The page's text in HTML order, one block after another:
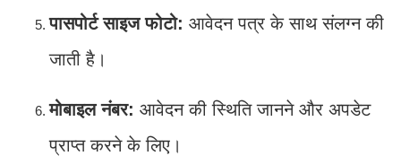
पासपोर्ट साइज फोटो: आवेदन पत्र के साथ संलग्न की
जाती है।
मोबाइल नंबर: आवेदन की स्थिति जानने और अपडेट
प्राप्त करने के लिए।